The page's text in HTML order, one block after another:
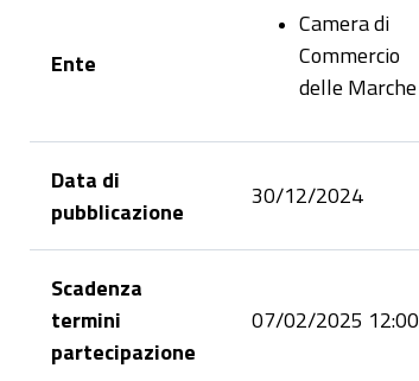
Ente
Camera di
Commercio
delle Marche
Data di
pubblicazione
30/12/2024
Scadenza
termini
partecipazione
07/02/2025 12:00